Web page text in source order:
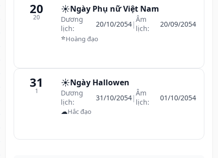
20
20
☀️Ngày Phụ nữ Việt Nam
Dương
lịch:
20/10/2054|Âm
lịch:
20/09/2054
⭐Hoàng đạo
31
1
☀️Ngày Hallowen
Dương
lịch:
31/10/2054|Âm
lịch:
01/10/2054
☁Hắc đạo